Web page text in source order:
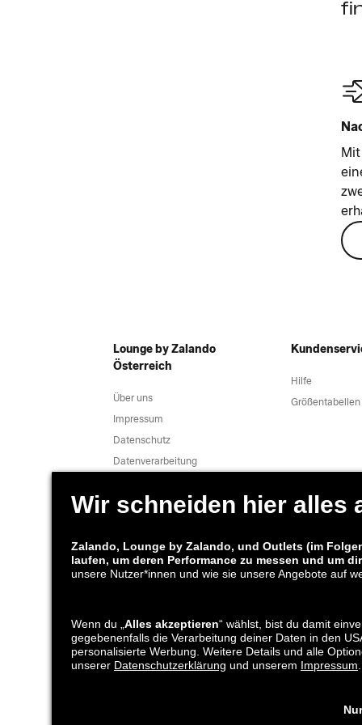
Lounge by Zalando
Österreich
Über uns
Impressum
Datenschutz
Datenverarbeitung
Widerruf
Sicherheitslücke melden
Produktsicherheit
Hilfe
Größentabellen
Versandpartner